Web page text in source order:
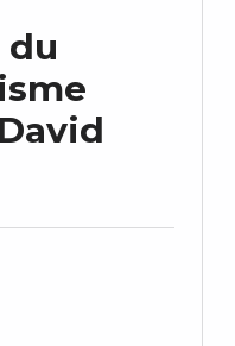
du